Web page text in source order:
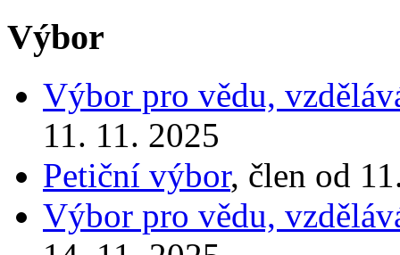
Výbor
Výbor pro vědu,
11. 11. 2025
Petiční výbor, člen od
Výbor pro vědu,